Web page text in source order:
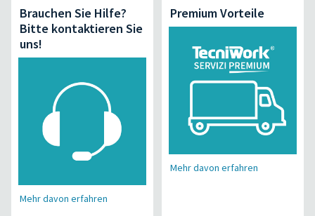
Brauchen Sie Hilfe?
Bitte kontaktieren Sie
uns!
Mehr davon erfahren
Premium Vorteile
Mehr davon erfahren